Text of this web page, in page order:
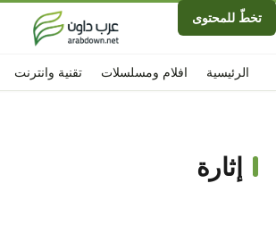
تخطّ للمحتوى
الرئيسية افلام ومسلسلات تقنية وانترنت
إثارة